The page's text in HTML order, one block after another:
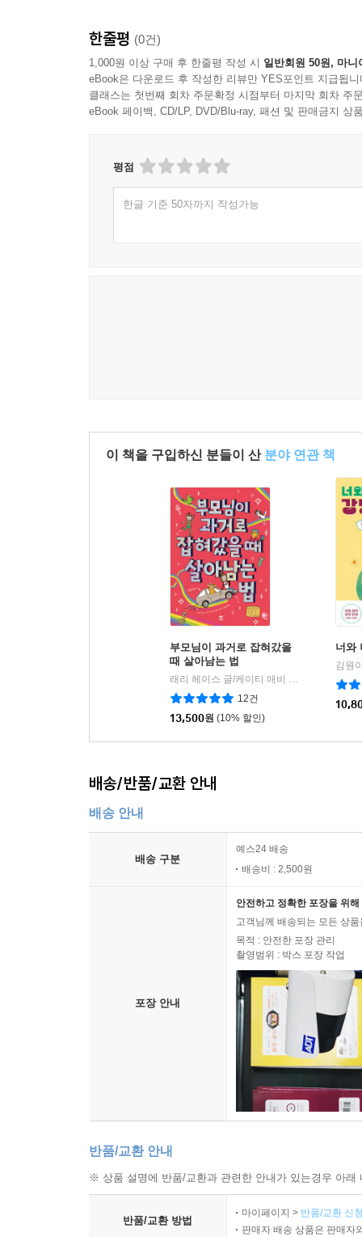
한줄평 (0건)
1,000원 이상 구매 후 한줄평 작성 시 일반회원 50원, 마니
eBook은 다운로드 후 작성한 리뷰만 YES포인트 지급됩니
클래스는 첫번째 회차 주문확정 시점부터 마지막 회차 주
eBook 페이백, CD/LP, DVD/Blu-ray, 패션 및 판매금지 상
평점
한글 기준 50자까지 작성가능
이 책을 구입하신 분들이 산 분야 연관 책
부모님이 과거로 잡혀갔을
때 살아남는 법
래리 헤이스 글/케이티 애비 그림/윤영 역 |
12건
13,500원 (10% 할인)
너와
김원
배송/반품/교환 안내
배송 안내
배송 구분
예스24 배송
배송비 : 2,500원
포장 안내
안전하고 정확한 포장을 위
고객님께 배송되는 모든 상
목적 : 안전한 포장 관리
촬영범위 : 박스 포장 작업
반품/교환 안내
※ 상품 설명에 반품/교환과 관련한 안내가 있는경우 아
반품/교환 방법
마이페이지 > 반품/교환 신
판매자 배송 상품은 판매자